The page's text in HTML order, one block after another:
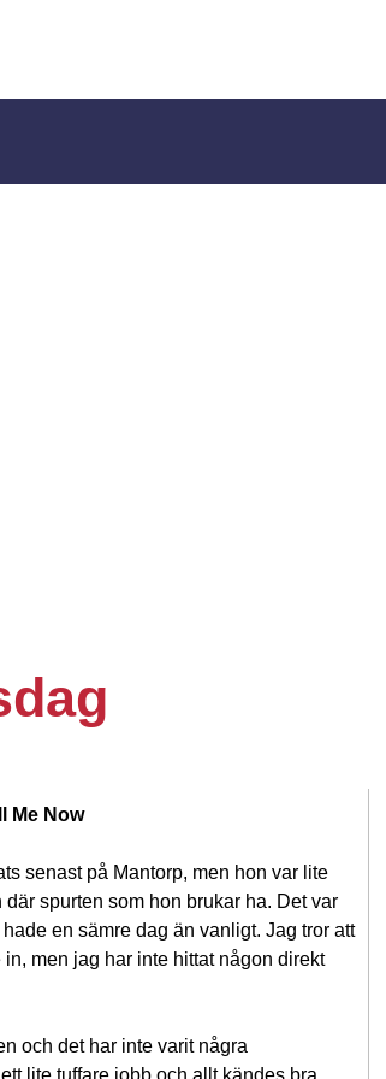
Me Now
senast på Mantorp, men hon var lite
spurten som hon brukar ha. Det var
en sämre dag än vanligt. Jag tror att
men jag har inte hittat någon direkt
och det har inte varit några